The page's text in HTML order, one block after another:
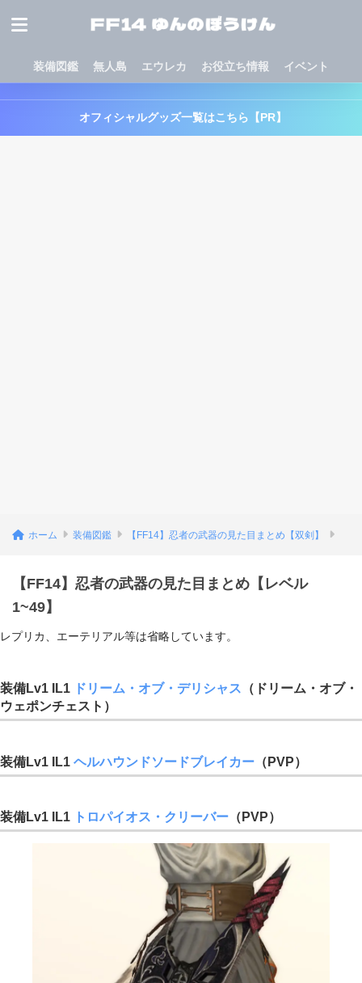
装備図鑑 無人島 エウレカ お役立ち情報 イベント
オフィシャルグッズ一覧はこちら【PR】
ホーム 装備図鑑 【FF14】忍者の武器の見た目まとめ【双剣】
【FF14】忍者の武器の見た目まとめ【レベル
1~49】
レプリカ、エーテリアル等は省略しています。
装備Lv1 IL1 ドリーム・オブ・デリシャス （ ドリーム・オブ・
ウェポンチェスト ）
装備Lv1 IL1 ヘルハウンドソードブレイカー （PVP）
装備Lv1 IL1 トロパイオス・クリーバー （PVP）